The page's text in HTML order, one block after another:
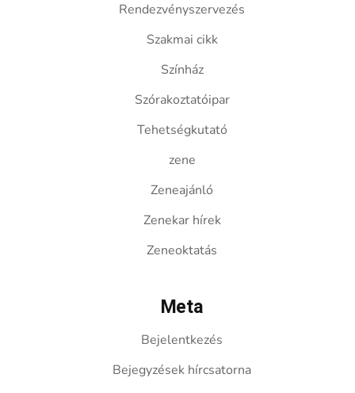
Rendezvényszervezés
Szakmai cikk
Színház
Szórakoztatóipar
Tehetségkutató
zene
Zeneajánló
Zenekar hírek
Zeneoktatás
Meta
Bejelentkezés
Bejegyzések hírcsatorna